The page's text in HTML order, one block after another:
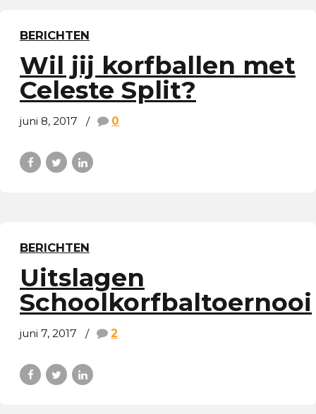
BERICHTEN
Wil jij korfballen met
Celeste Split?
juni 8, 2017 0
BERICHTEN
Uitslagen
Schoolkorfbaltoernooi
juni 7, 2017 2